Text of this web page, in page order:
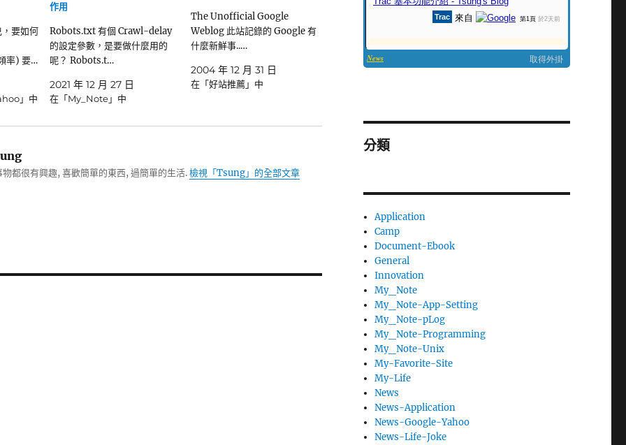
要如何
率) 要…
」中
作用
Robots.txt 有個 Crawl-delay
的設定參數，是要做什麼用的
呢？ Robots.t…
2021 年 12 月 27 日
在「My_Note」中
The Unofficial Google
Weblog 此站記錄的 Google 有
什麼新鮮事..…
2004 年 12 月 31 日
在「好站推薦」中
都很有興趣, 喜歡簡單的東西, 過簡單的生活.檢視「Tsung」的全部文章
分類
Application
Camp
Document-Ebook
General
Innovation
My_Note
My_Note-App-Setting
My_Note-pLog
My_Note-Programming
My_Note-Unix
My-Favorite-Site
My-Life
News
News-Application
News-Google-Yahoo
News-Life-Joke